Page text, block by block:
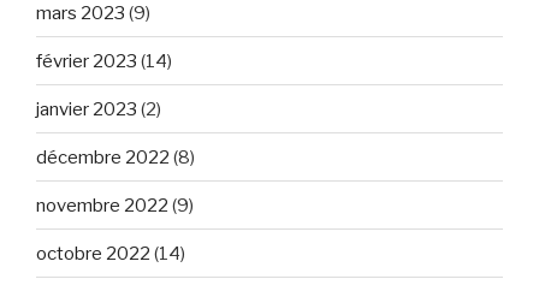
mars 2023 (9)
février 2023 (14)
janvier 2023 (2)
décembre 2022 (8)
novembre 2022 (9)
octobre 2022 (14)